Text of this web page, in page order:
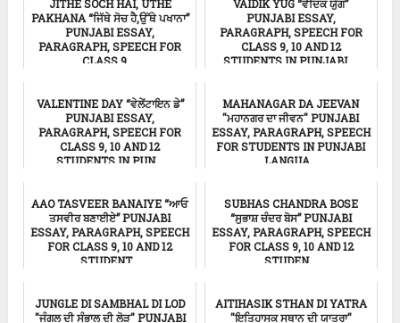
JITHE SOCH HAI, UTHE
PAKHANA “ਜਿੱਥੇ ਸੋਚ ਹੈ,ਉੱਥੇ ਪਖਾਨਾ”
PUNJABI ESSAY,
PARAGRAPH, SPEECH FOR
CLASS 9,...
VAIDIK YUG “ਵੈਦਿਕ ਯੁੱਗ”
PUNJABI ESSAY,
PARAGRAPH, SPEECH FOR
CLASS 9, 10 AND 12
STUDENTS IN PUNJABI ...
VALENTINE DAY “ਵੇਲੇਂਟਾਇਨ ਡੇ”
PUNJABI ESSAY,
PARAGRAPH, SPEECH FOR
CLASS 9, 10 AND 12
STUDENTS IN PUN...
MAHANAGAR DA JEEVAN
"ਮਹਾਨਗਰ ਦਾ ਜੀਵਨ" PUNJABI
ESSAY, PARAGRAPH, SPEECH
FOR STUDENTS IN PUNJABI
LANGUA...
AAO TASVEER BANAIYE “ਆਓ
ਤਸਵੀਰ ਬਣਾਈਏ” PUNJABI
ESSAY, PARAGRAPH, SPEECH
FOR CLASS 9, 10 AND 12
STUDENT...
SUBHAS CHANDRA BOSE
“ਸੁਭਾਸ਼ ਚੰਦਰ ਬੋਸ” PUNJABI
ESSAY, PARAGRAPH, SPEECH
FOR CLASS 9, 10 AND 12
STUDEN...
JUNGLE DI SAMBHAL DI LOD
"ਜੰਗਲ ਦੀ ਸੰਭਾਲ ਦੀ ਲੋੜ" PUNJABI
AITIHASIK STHAN DI YATRA
"ਇਤਿਹਾਸਕ ਸਥਾਨ ਦੀ ਯਾਤਰਾ"